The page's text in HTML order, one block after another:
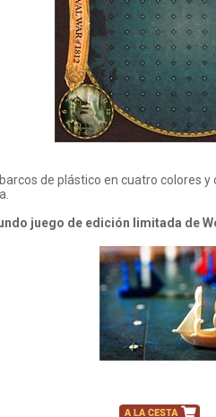
de plástico en cuatro colores
juego de edición limitada de